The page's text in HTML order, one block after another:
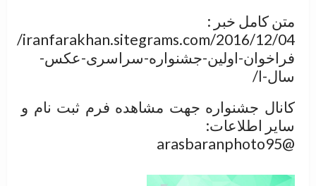
متن کامل خبر :
iranfarakhan.sitegrams.com/2016/12/04/
فراخوان-اولین-جشنواره-سراسری-عکس-
سال-ا/
کانال جشنواره جهت مشاهده فرم ثبت نام و
سایر اطلاعات:
@arasbaranphoto95